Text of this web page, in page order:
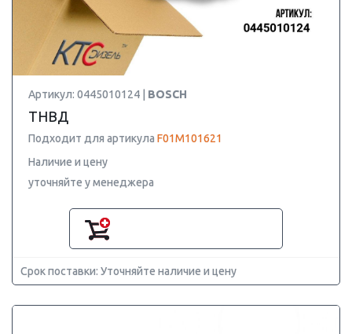
Артикул: 0445010124 | BOSCH
ТНВД
Подходит для артикула F01M101621
Наличие и цену
уточняйте у менеджера
Срок поставки: Уточняйте наличие и цену